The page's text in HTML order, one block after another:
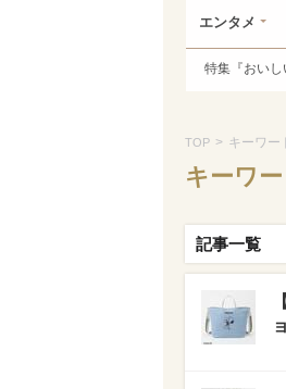
エンタメ
特集『おいし
TOP > キーワー
キーワー
記事一覧